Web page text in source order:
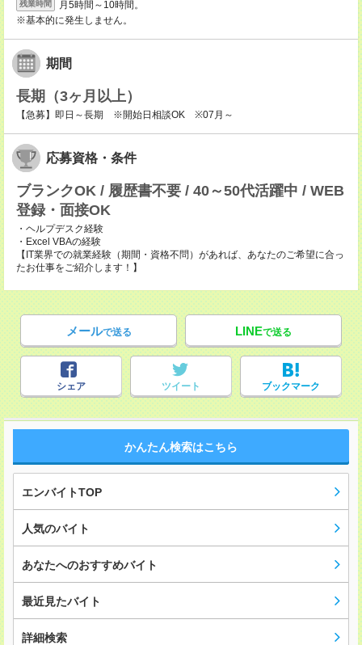
残業時間
月5時間～10時間。
※基本的に発生しません。
期間
長期（3ヶ月以上）
【急募】即日～長期 ※開始日相談OK ※07月～
応募資格・条件
ブランクOK / 履歴書不要 / 40～50代活躍中 / WEB
登録・面接OK
・ヘルプデスク経験
・Excel VBAの経験
【IT業界での就業経験（期間・資格不問）があれば、あなたのご希望に合っ
たお仕事をご紹介します！】
メールで送る LINEで送る
シェア ツイート ブックマーク
かんたん検索はこちら
エンバイトTOP
人気のバイト
あなたへのおすすめバイト
最近見たバイト
詳細検索